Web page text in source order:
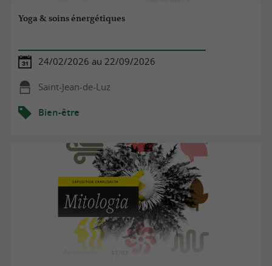
Yoga & soins énergétiques
24/02/2026 au 22/09/2026
Saint-Jean-de-Luz
Bien-être